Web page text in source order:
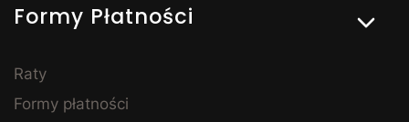
punktem całej sypialni. Łóżka z pojemnikiem na
pościel to rozwiązanie szczególnie popularne w
zagospodarować przestrzeń i utrzymać porządek. Do
nocne i toaletki – tak, by całe pomieszczenie tworzyło
Formy Płatności
Raty
Formy płatności